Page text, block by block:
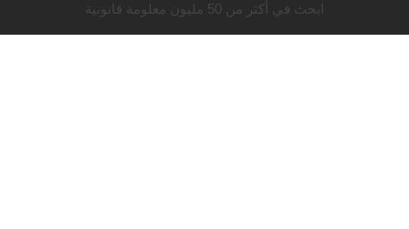
ابحث في أكثر من 50 مليون معلومة قانونية